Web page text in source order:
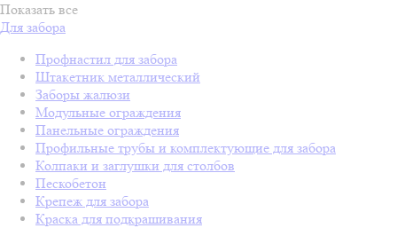
Показать все
Для забора
Профнастил для забора
Штакетник металлический
Заборы жалюзи
Модульные ограждения
Панельные ограждения
Профильные трубы и комплектующие для забора
Колпаки и заглушки для столбов
Пескобетон
Крепеж для забора
Краска для подкрашивания